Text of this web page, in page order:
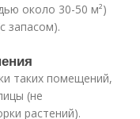
около 30-50 м²)
запасом).
таких помещений,
(не
растений).